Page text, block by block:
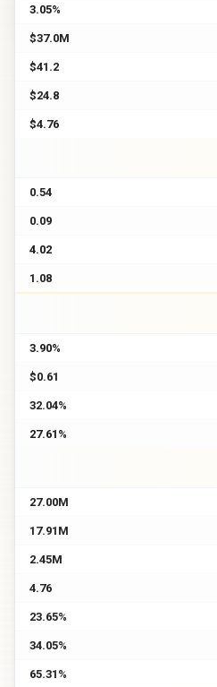
3.05%
$37.0M
$41.2
$24.8
$4.76
0.54
0.09
4.02
1.08
3.90%
$0.61
32.04%
27.61%
27.00M
17.91M
2.45M
4.76
23.65%
34.05%
65.31%